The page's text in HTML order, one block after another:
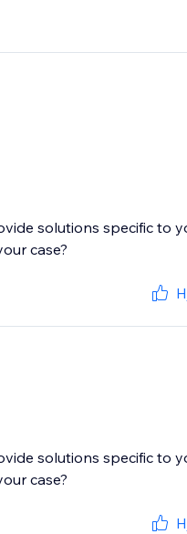
solutions specific to
case?
solutions specific to
case?